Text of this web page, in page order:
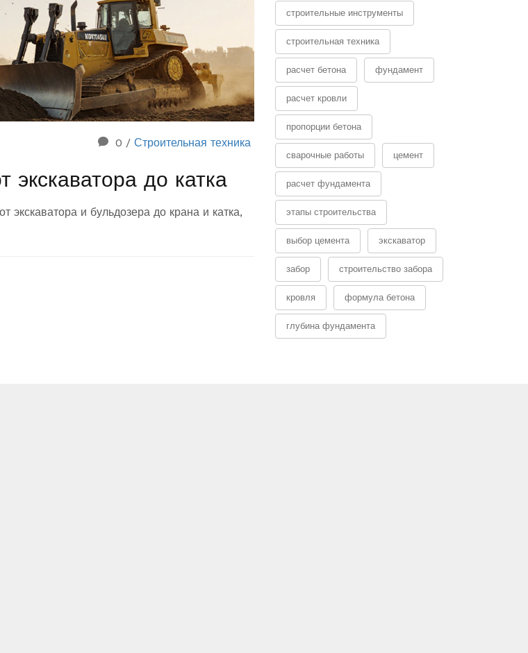
0 / Строительная техника
до катка
и бульдозера до крана и катка,
строительные инструменты
строительная техника
расчет бетона фундамент
расчет кровли
пропорции бетона
сварочные работы цемент
расчет фундамента
этапы строительства
выбор цемента экскаватор
забор строительство забора
кровля формула бетона
глубина фундамента